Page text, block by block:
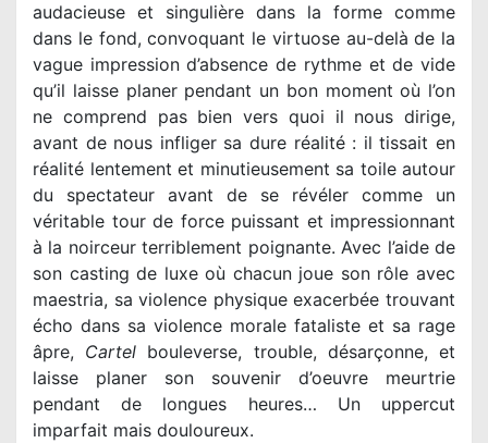
audacieuse et singulière dans la forme comme
dans le fond, convoquant le virtuose au-delà de la
vague impression d’absence de rythme et de vide
qu’il laisse planer pendant un bon moment où l’on
ne comprend pas bien vers quoi il nous dirige,
avant de nous infliger sa dure réalité : il tissait en
réalité lentement et minutieusement sa toile autour
du spectateur avant de se révéler comme un
véritable tour de force puissant et impressionnant
à la noirceur terriblement poignante. Avec l’aide de
son casting de luxe où chacun joue son rôle avec
maestria, sa violence physique exacerbée trouvant
écho dans sa violence morale fataliste et sa rage
âpre, Cartel bouleverse, trouble, désarçonne, et
laisse planer son souvenir d’oeuvre meurtrie
pendant de longues heures… Un uppercut
imparfait mais douloureux.